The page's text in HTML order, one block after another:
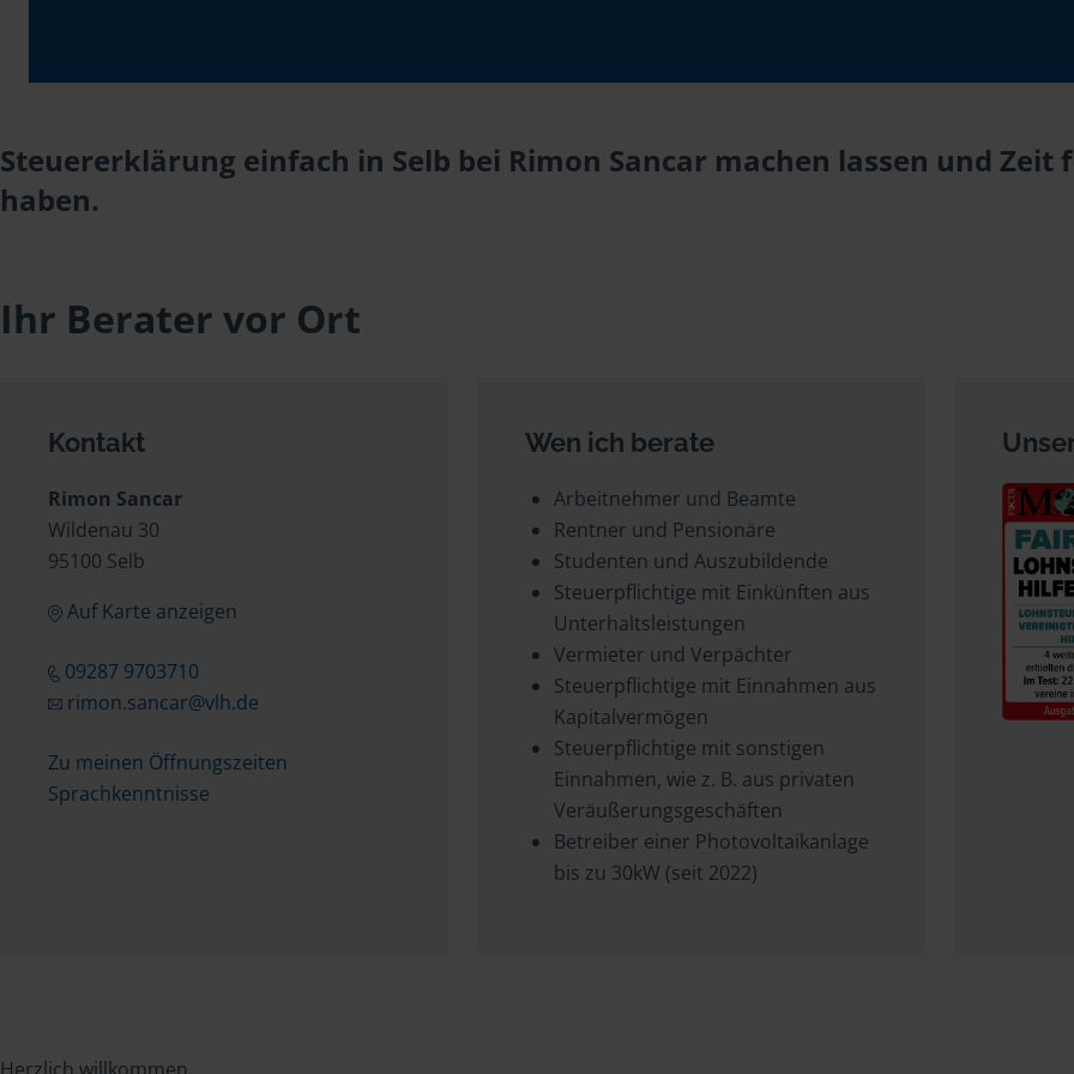
Steuererklärung einfach in Selb bei Rimon Sancar machen lassen und
haben.
Ihr Berater vor Ort
Kontakt
Rimon Sancar
Wildenau 30
95100 Selb
Auf Karte anzeigen
09287 9703710
rimon.sancar@vlh.de
Zu meinen Öffnungszeiten
Sprachkenntnisse
Wen ich berate
Arbeitnehmer und Beamte
Rentner und Pensionäre
Studenten und Auszubildende
Steuerpflichtige mit Einkünften aus
Unterhaltsleistungen
Vermieter und Verpächter
Steuerpflichtige mit Einnahmen aus
Kapitalvermögen
Steuerpflichtige mit sonstigen
Einnahmen, wie z. B. aus privaten
Veräußerungsgeschäften
Betreiber einer Photovoltaikanlage
bis zu 30kW (seit 2022)